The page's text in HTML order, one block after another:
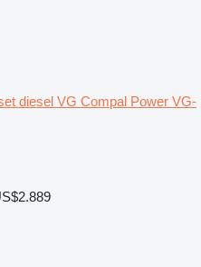
diesel VG Compal Power VG-